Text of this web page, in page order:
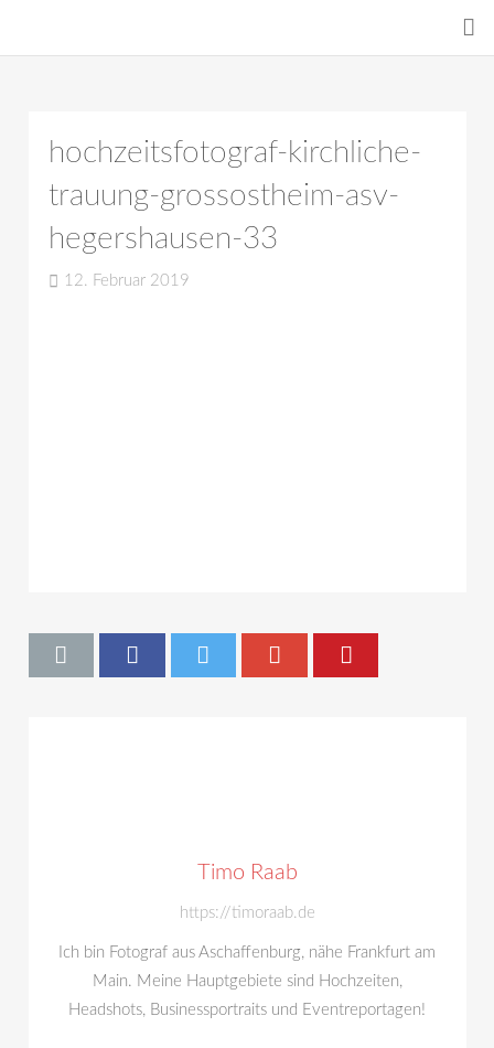
hochzeitsfotograf-kirchliche-
trauung-grossostheim-asv-
hegershausen-33
12. Februar 2019
Timo Raab
https://timoraab.de
Ich bin Fotograf aus Aschaffenburg, nähe Frankfurt am
Main. Meine Hauptgebiete sind Hochzeiten,
Headshots, Businessportraits und Eventreportagen!